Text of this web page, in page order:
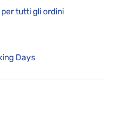
tutti gli ordini
Days